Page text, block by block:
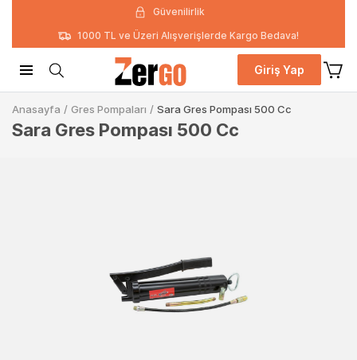
Güvenilirlik
1000 TL ve Üzeri Alışverişlerde Kargo Bedava!
Giriş Yap
Anasayfa / Gres Pompaları / Sara Gres Pompası 500 Cc
Sara Gres Pompası 500 Cc